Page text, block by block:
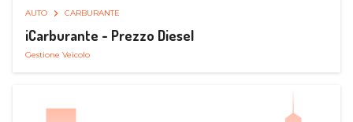
AUTO CARBURANTE
iCarburante - Prezzo Diesel
Gestione Veicolo